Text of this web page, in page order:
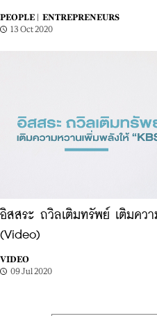
PEOPLE |
ENTREPRENEURS
13 Oct 2020
อิสสระ ถวิลเติมทรัพย์ เติมควา
(Video)
VIDEO
09 Jul 2020